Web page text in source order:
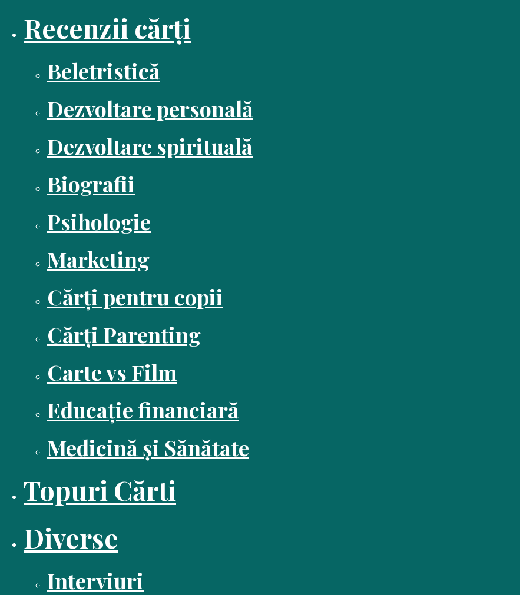
Recenzii cărți
Beletristică
Dezvoltare personală
Dezvoltare spirituală
Biografii
Psihologie
Marketing
Cărți pentru copii
Cărți Parenting
Carte vs Film
Educație financiară
Medicină și Sănătate
Topuri Cărti
Diverse
Interviuri